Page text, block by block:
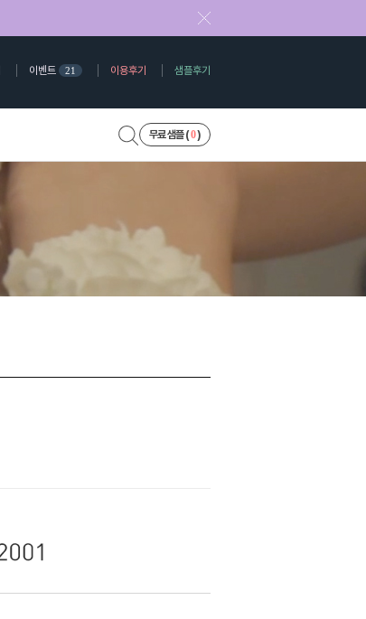
이벤트 21 이용후기 샘플후기
무료 샘플 (0)